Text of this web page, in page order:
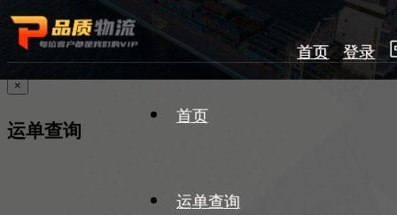
首页 登录
首页
运单查询
×
运单查询